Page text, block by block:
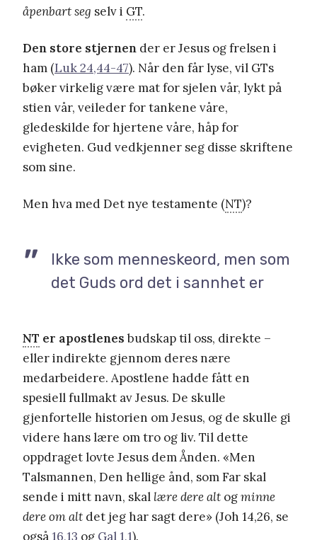
åpenbart seg selv i GT.
Den store stjernen der er Jesus og frelsen i
ham (Luk 24,44-47). Når den får lyse, vil GTs
bøker virkelig være mat for sjelen vår, lykt på
stien vår, veileder for tankene våre,
gledeskilde for hjertene våre, håp for
evigheten. Gud vedkjenner seg disse skriftene
som sine.
Men hva med Det nye testamente (NT)?
Ikke som menneskeord, men som
det Guds ord det i sannhet er
NT er apostlenesbudskap til oss, direkte –
eller indirekte gjennom deres nære
medarbeidere. Apostlene hadde fått en
spesiell fullmakt av Jesus. De skulle
gjenfortelle historien om Jesus, og de skulle gi
videre hans lære om tro og liv. Til dette
oppdraget lovte Jesus dem Ånden. «Men
Talsmannen, Den hellige ånd, som Far skal
sende i mitt navn, skal lære dere alt ogminne
dere om alt det jeg har sagt dere» (Joh 14,26, se
også16,13 og Gal 1,1).